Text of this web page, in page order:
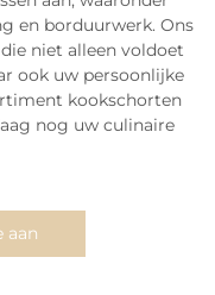
en borduurwerk. Ons
niet alleen voldoet
ook uw persoonlijke
kookschorten
nog uw culinaire
aan